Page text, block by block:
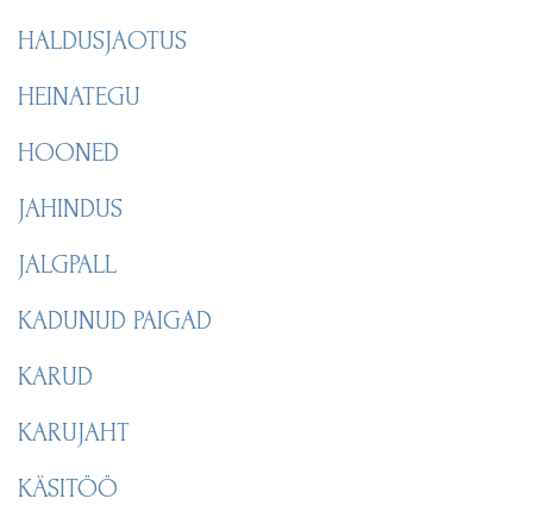
HALDUSJAOTUS
HEINATEGU
HOONED
JAHINDUS
JALGPALL
KADUNUD PAIGAD
KARUD
KARUJAHT
KÄSITÖÖ